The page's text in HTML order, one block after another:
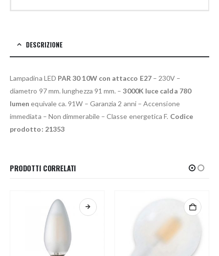
DESCRIZIONE
Lampadina LED PAR 30 10W con attacco E27– 230V –
diametro 97 mm. lunghezza 91 mm. – 3000K luce calda 780
lumen equivale ca. 91W – Garanzia 2 anni – Accensione
immediata – Non dimmerabile – Classe energetica F. Codice
prodotto: 21353
PRODOTTI CORRELATI